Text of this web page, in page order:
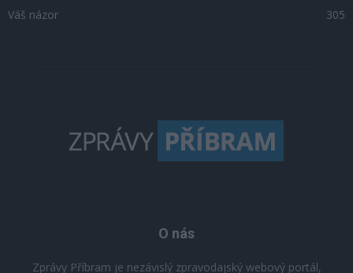
Váš názor
305
O nás
Zprávy Příbram je nezávislý zpravodajský webový portál,